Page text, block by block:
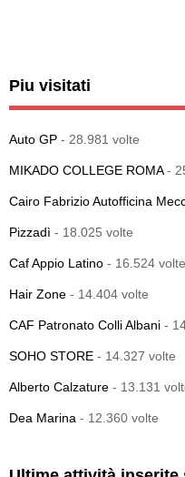
Piu visitati
Auto GP - 28.981 volte
MIKADO COLLEGE ROMA-
Cairo Fabrizio Autofficina
Pizzadì - 18.025 volte
Caf Appio Latino - 16.524 volte
Hair Zone - 14.404 volte
CAF Patronato Colli Albani -
SOHO STORE - 14.327 volte
Alberto Calzature - 13.131
Dea Marina - 12.360 volte